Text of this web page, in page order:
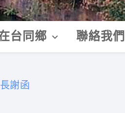
台同鄉 聯絡我們
謝函